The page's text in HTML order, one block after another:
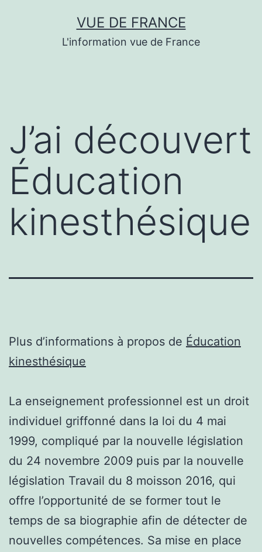
VUE DE FRANCE
L'information vue de France
J’ai découvert
Éducation
kinesthésique
Plus d’informations à propos de Éducation
kinesthésique
La enseignement professionnel est un droit
individuel griffonné dans la loi du 4 mai
1999, compliqué par la nouvelle législation
du 24 novembre 2009 puis par la nouvelle
législation Travail du 8 moisson 2016, qui
offre l’opportunité de se former tout le
temps de sa biographie afin de détecter de
nouvelles compétences. Sa mise en place